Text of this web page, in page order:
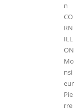
n
CO
RN
ILL
ON
Mo
nsi
eur
Pie
rre